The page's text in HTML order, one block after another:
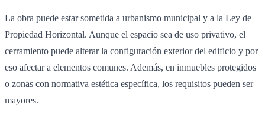
La obra puede estar sometida a urbanismo municipal y a la Ley de
Propiedad Horizontal. Aunque el espacio sea de uso privativo, el
cerramiento puede alterar la configuración exterior del edificio y por
eso afectar a elementos comunes. Además, en inmuebles protegidos
o zonas con normativa estética específica, los requisitos pueden ser
mayores.